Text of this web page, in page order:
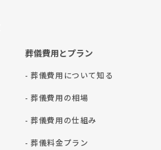
葬儀費用とプラン
- 葬儀費用について知る
- 葬儀費用の相場
- 葬儀費用の仕組み
- 葬儀料金プラン